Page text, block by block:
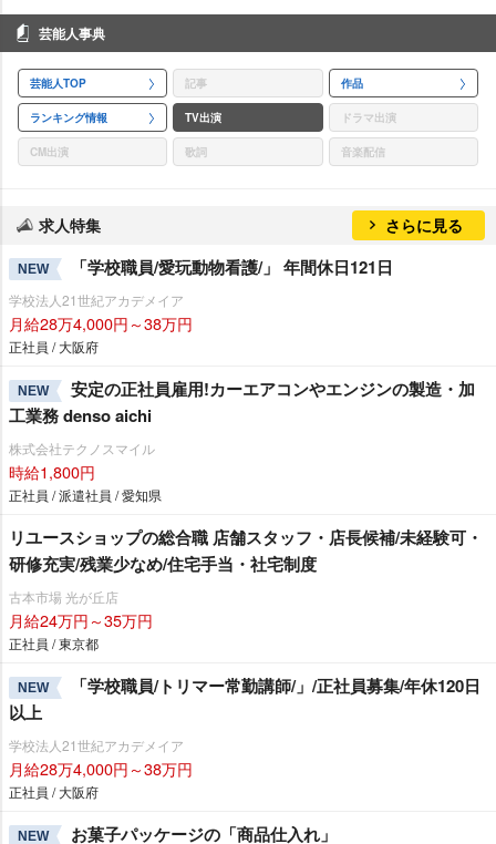
芸能人事典
芸能人TOP 記事 作品
ランキング情報 TV出演 ドラマ出演
CM出演 歌詞 音楽配信
求人特集 さらに見る
NEW 「学校職員/愛玩動物看護/」 年間休日121日
学校法人21世紀アカデメイア
月給28万4,000円～38万円
正社員 / 大阪府
NEW
安定の正社員雇用!カーエアコンやエンジンの製造・加
工業務 denso aichi
株式会社テクノスマイル
時給1,800円
正社員 / 派遣社員 / 愛知県
リユースショップの総合職 店舗スタッフ・店長候補/未経験可・
研修充実/残業少なめ/住宅手当・社宅制度
古本市場 光が丘店
月給24万円～35万円
正社員 / 東京都
NEW
「学校職員/トリマー常勤講師/」/正社員募集/年休120日
以上
学校法人21世紀アカデメイア
月給28万4,000円～38万円
正社員 / 大阪府
NEW お菓子パッケージの「商品仕入れ」